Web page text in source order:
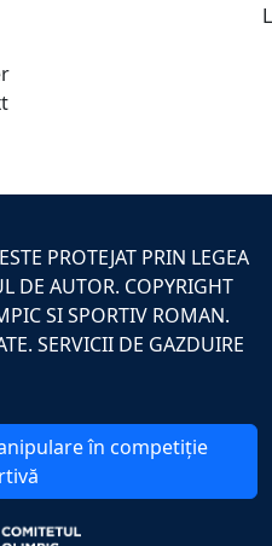
PROTEJAT PRIN LEGEA
DE AUTOR. COPYRIGHT
SI SPORTIV ROMAN.
SERVICII DE GAZDUIRE
în competiție